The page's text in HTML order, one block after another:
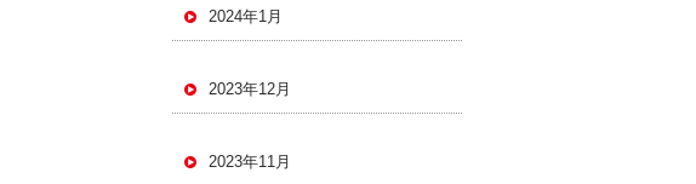
2024年1月
2023年12月
2023年11月